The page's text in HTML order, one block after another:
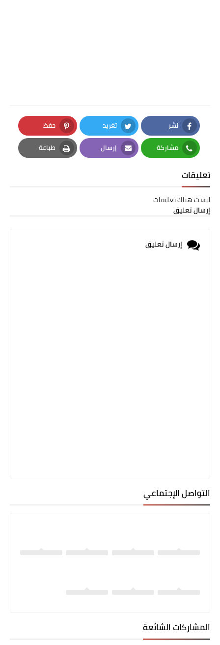
نشر
Facebook
تغريد
Twitter
حفظ
Pinterest
مشاركة
Whatsapp
إرسال
Email
طباعة
Print
تعليقات
ليست هناك تعليقات
إرسال تعليق
إرسال تعليق
التواصل الإجتماعي
المشاركات الشائعة